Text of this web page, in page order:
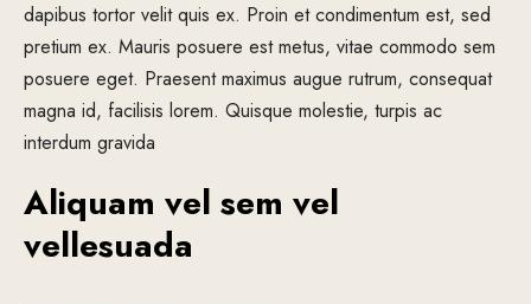
dapibus tortor velit quis ex. Proin et condimentum est, sed
pretium ex. Mauris posuere est metus, vitae commodo sem
posuere eget. Praesent maximus augue rutrum, consequat
magna id, facilisis lorem. Quisque molestie, turpis ac
interdum gravida
Aliquam vel sem vel
vellesuada